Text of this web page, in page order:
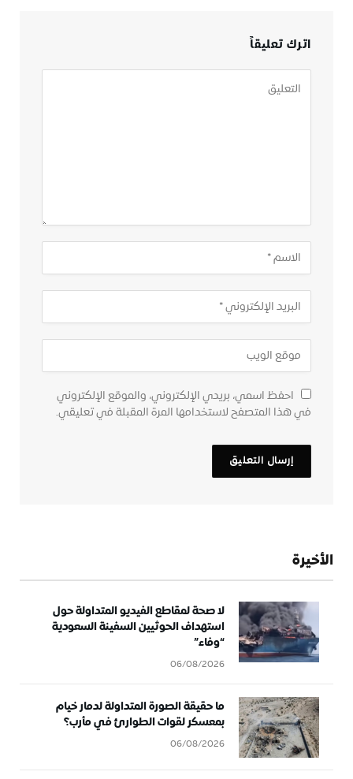
اترك تعليقاً
احفظ اسمي، بريدي الإلكتروني، والموقع الإلكتروني
في هذا المتصفح لاستخدامها المرة المقبلة في تعليقي.
الأخيرة
لا صحة لمقاطع الفيديو المتداولة حول
استهداف الحوثيين السفينة السعودية
“وفاء”
06/08/2026
ما حقيقة الصورة المتداولة لدمار خيام
بمعسكر لقوات الطوارئ في مأرب؟
06/08/2026